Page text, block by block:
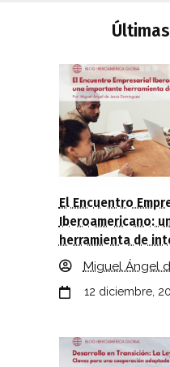
El Encuentro
Iberoamericano:
herramienta de
Miguel Ángel
12 diciembre,